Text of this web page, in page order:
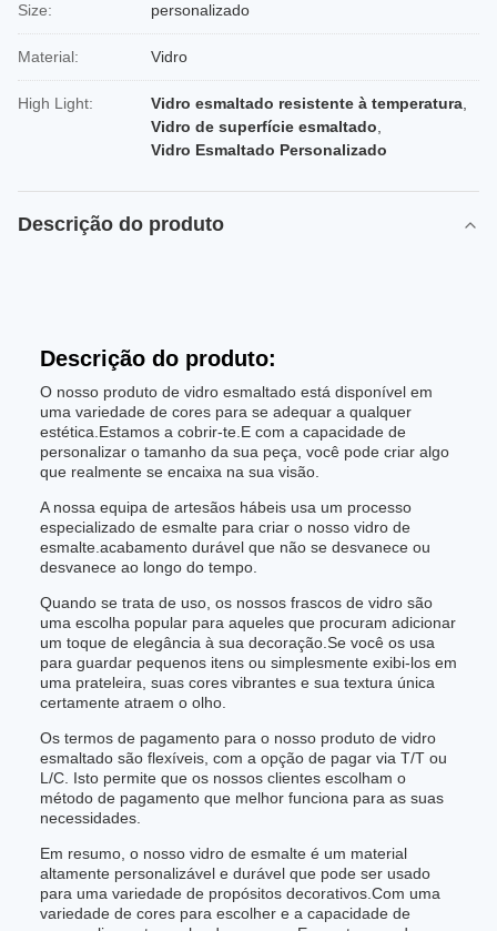
Size: personalizado
Material: Vidro
High Light: Vidro esmaltado resistente à temperatura
Vidro de superfície esmaltado
Vidro Esmaltado Personalizado
Descrição do produto
Descrição do produto:
O nosso produto de vidro esmaltado está disponível em
uma variedade de cores para se adequar a qualquer
estética.Estamos a cobrir-te.E com a capacidade de
personalizar o tamanho da sua peça, você pode criar algo
que realmente se encaixa na sua visão.
A nossa equipa de artesãos hábeis usa um processo
especializado de esmalte para criar o nosso vidro de
esmalte.acabamento durável que não se desvanece ou
desvanece ao longo do tempo.
Quando se trata de uso, os nossos frascos de vidro são
uma escolha popular para aqueles que procuram adicionar
um toque de elegância à sua decoração.Se você os usa
para guardar pequenos itens ou simplesmente exibi-los em
uma prateleira, suas cores vibrantes e sua textura única
certamente atraem o olho.
Os termos de pagamento para o nosso produto de vidro
esmaltado são flexíveis, com a opção de pagar via T/T ou
L/C. Isto permite que os nossos clientes escolham o
método de pagamento que melhor funciona para as suas
necessidades.
Em resumo, o nosso vidro de esmalte é um material
altamente personalizável e durável que pode ser usado
para uma variedade de propósitos decorativos.Com uma
variedade de cores para escolher e a capacidade de